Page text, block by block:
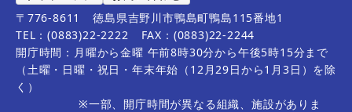
〒776-8611
徳島県吉野川市鴨島町鴨島115番地1
TEL：(0883)22-2222
FAX：(0883)22-2244
開庁時間：月曜から金曜 午前8時30分から午後5時15分まで
（土曜・日曜・祝日・年末年始（12月29日から1月3日）を除
く）
※一部、開庁時間が異なる組織、施設がありま